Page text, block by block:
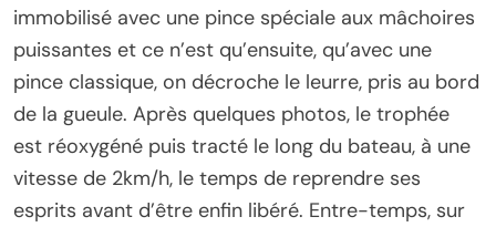
immobilisé avec une pince spéciale aux mâchoires
puissantes et ce n’est qu’ensuite, qu’avec une
pince classique, on décroche le leurre, pris au bord
de la gueule. Après quelques photos, le trophée
est réoxygéné puis tracté le long du bateau, à une
vitesse de 2km/h, le temps de reprendre ses
esprits avant d’être enfin libéré. Entre-temps, sur